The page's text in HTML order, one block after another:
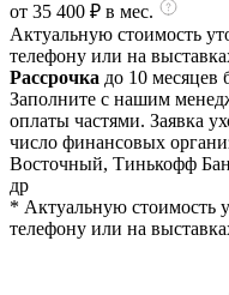
от 35 400 ₽ в мес.
Актуальную стоимость
телефону или на
Рассрочка до 10 месяцев
Заполните с нашим
оплаты частями. Заявка
число финансовых
Восточный, Тинькофф
др
* Актуальную стоимость
телефону или на